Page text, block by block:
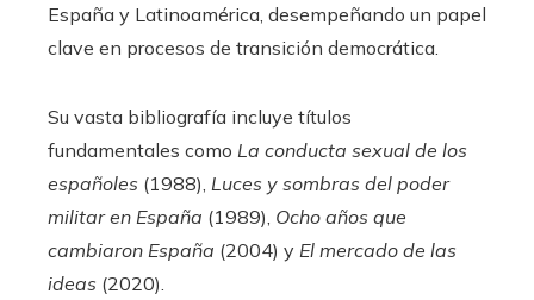
España y Latinoamérica, desempeñando un papel
clave en procesos de transición democrática.
Su vasta bibliografía incluye títulos
fundamentales como La conducta sexual de los
españoles (1988), Luces y sombras del poder
militar en España (1989), Ocho años que
cambiaron España (2004) y El mercado de las
ideas (2020).